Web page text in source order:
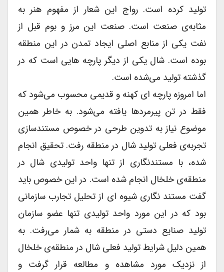
تولید کرده است. رواج این شعار از مفهوم هنر به
مثابه‌ی صنعت است. صنعت این مرز و بوم قبل از
نفت یکی از منابع اصلی ایجاد تمدن در این منطقه
بوده است. شال یکی از دیگر پارچه هایی است که در
گذشته تولید می‌شده است.
اما امروزه پارچه ای کهنه و قدیمی محسوب می‌شود که
فقط در تن پیرمردها یافته می‌شود. به خاطر همین
موضوع نیاز به تدوین طرحی در خصوص مستندسازی
تجربه‌ی فعلی تولید شال در منطقه رفت. تحقیق انجام
شده، با مستندنگاری از تنها واحد تولیدی شال در
منطقه‌ی خلخال انجام شده است. در این خصوص باید
گفت مستند نگاری شیوه ای از تحلیل تجارب سازمانی
بود که در این مورد واحد تولیدی تنها عضو سازمان
تولید صنایع دستی در منطقه به شمار می‌رفت. به
همین دلیل شرایط تولید فعلی شال در منطقه‌ی خلخال
از نزدیک مورد مشاهده و مطالعه قرار گرفت و